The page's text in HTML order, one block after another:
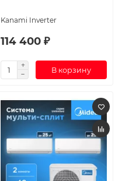
Kanami Inverter
114 400 ₽
В корзину